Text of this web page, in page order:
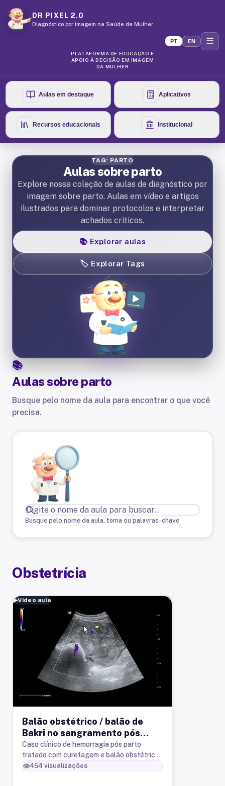
DR PIXEL 2.0
Diagnóstico por imagem na Saúde da Mulher
PLATAFORMA DE EDUCAÇÃO E
APOIO À DECISÃO EM IMAGEM
DA MULHER
PT EN ☰
Aulas em destaque Aplicativos
Recursos educacionais Institucional
TAG: PARTO
Aulas sobre parto
Explore nossa coleção de aulas de diagnóstico por
imagem sobre parto. Aulas em vídeo e artigos
ilustrados para dominar protocolos e interpretar
achados críticos.
📚 Explorar aulas
🏷️ Explorar Tags
Aulas sobre parto
Busque pelo nome da aula para encontrar o que você
precisa.
Busque pelo nome da aula, tema ou palavras-chave
Obstetrícia
▶Vídeo aula
Balão obstétrico / balão de
Bakri no sangramento pós
parto. Achados
ultrassonográficos.
Caso clínico de hemorragia pós parto
tratado com curetagem e balão obstétrico
(balão de Bakri). Achados da
👁️454 visualizações